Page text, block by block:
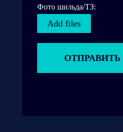
Фото шильда/ТЗ:
Add files
ОТПРАВИТЬ